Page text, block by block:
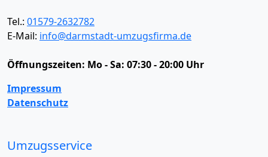
Tel.: 01579-2632782
E-Mail: info@darmstadt-umzugsfirma.de
Öffnungszeiten: Mo - Sa: 07:30 - 20:00 Uhr
Impressum
Datenschutz
Umzugsservice